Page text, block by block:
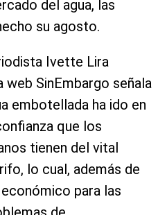
del agua, las
su agosto.
Ivette Lira
web SinEmbargo señala
embotellada ha ido en
que los
tienen del vital
lo cual, además de
para las